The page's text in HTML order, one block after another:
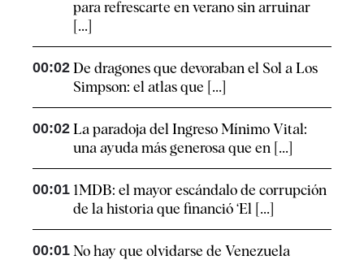
para refrescarte en verano sin arruinar
[...]
00:02 De dragones que devoraban el Sol a Los
Simpson: el atlas que [...]
00:02 La paradoja del Ingreso Mínimo Vital:
una ayuda más generosa que en [...]
00:01 1MDB: el mayor escándalo de corrupción
de la historia que financió ‘El [...]
00:01 No hay que olvidarse de Venezuela